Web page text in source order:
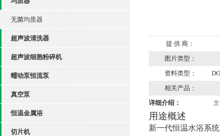
无菌均质器
超声波清洗器
超声波细胞粉碎机
蠕动泵恒流泵
真空泵
恒温金属浴
切片机
提 供 商：
图片类型：
资料类型：
相关产品：
详细介绍：
用途概述
新一代恒温水浴系